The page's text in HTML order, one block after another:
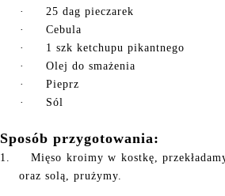
·
25 dag pieczarek
·
Cebula
·
1 szk ketchupu pikantnego
·
Olej do smażenia
·
Pieprz
·
Sól
Sposób przygotowania:
1.
Mięso kroimy w kostkę,
oraz solą, prużymy.